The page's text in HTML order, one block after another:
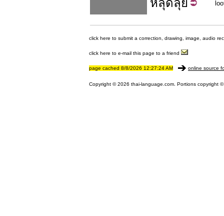
หลุดลุ่ย
click here to submit a correction, drawing, image, audio
click here to e-mail this page to a friend
page cached 8/8/2026 12:27:24 AM online source
Copyright © 2026 thai-language.com. Portions copyright